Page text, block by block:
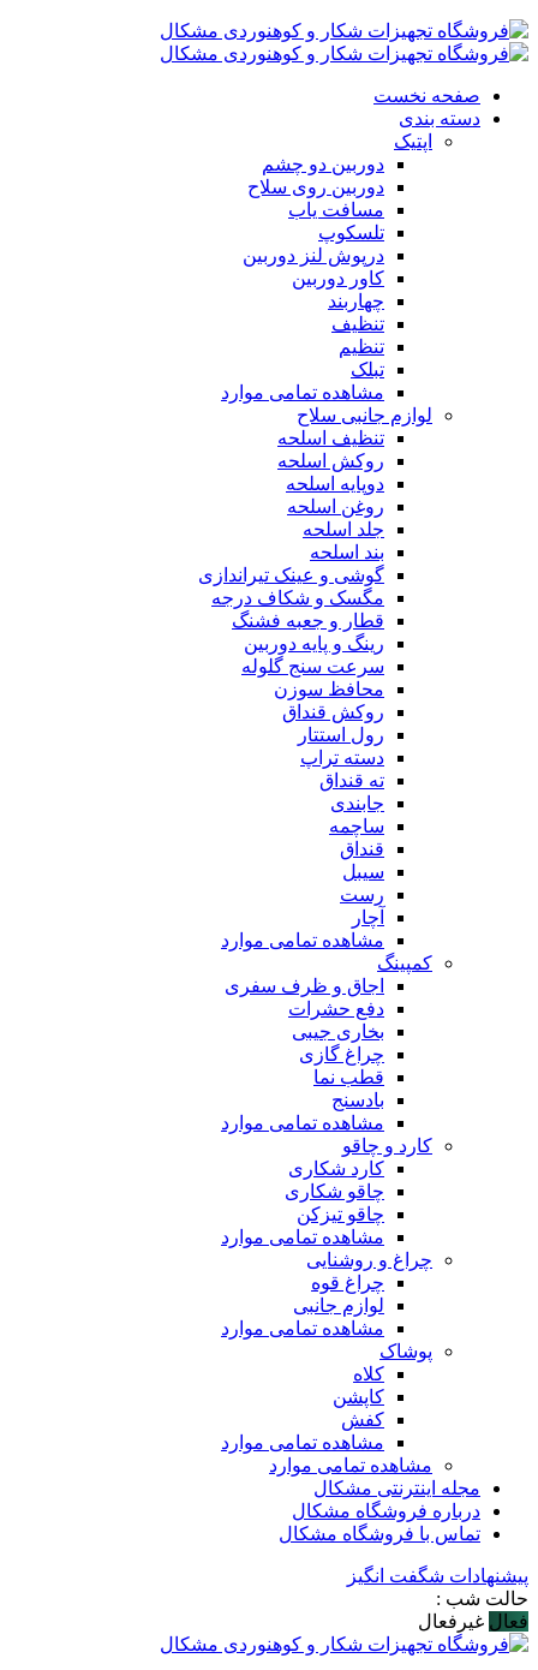
صفحه نخست
دسته بندی
اپتیک
دوربین دو چشم
دوربین روی سلاح
مسافت یاب
تلسکوپ
درپوش لنز دوربین
کاور دوربین
چهاربند
تنظیف
تنظیم
تبلک
مشاهده تمامی موارد
لوازم جانبی سلاح
تنظیف اسلحه
روکش اسلحه
دوپایه اسلحه
روغن اسلحه
جلد اسلحه
بند اسلحه
گوشی و عینک تیراندازی
مگسک و شکاف درجه
قطار و جعبه فشنگ
رینگ و پایه دوربین
سرعت سنج گلوله
محافظ سوزن
روکش قنداق
رول استتار
دسته تراپ
ته قنداق
جابندی
ساچمه
قنداق
سیبل
رست
آچار
مشاهده تمامی موارد
کمپینگ
اجاق و ظرف سفری
دفع حشرات
بخاری جیبی
چراغ گازی
قطب نما
بادسنج
مشاهده تمامی موارد
کارد و چاقو
کارد شکاری
چاقو شکاری
چاقو تیزکن
مشاهده تمامی موارد
چراغ و روشنایی
چراغ قوه
لوازم جانبی
مشاهده تمامی موارد
پوشاک
کلاه
کاپشن
کفش
مشاهده تمامی موارد
مشاهده تمامی موارد
مجله اینترنتی مشکال
درباره فروشگاه مشکال
تماس با فروشگاه مشکال
پیشنهادات شگفت انگیز
حالت شب :
فعال غیرفعال